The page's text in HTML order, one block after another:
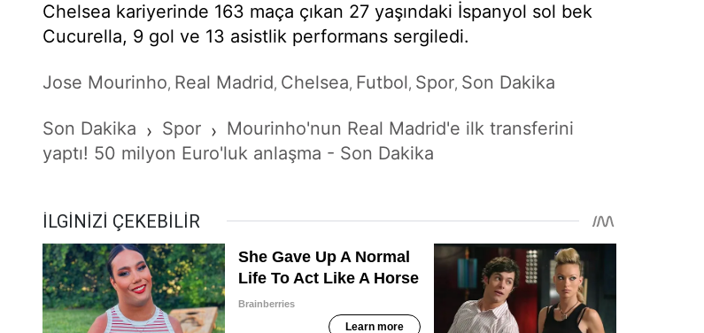
Chelsea kariyerinde 163 maça çıkan 27 yaşındaki İspanyol sol bek
Cucurella, 9 gol ve 13 asistlik performans sergiledi.
Jose Mourinho, Real Madrid, Chelsea, Futbol, Spor, Son Dakika
Son Dakika › Spor › Mourinho'nun Real Madrid'e ilk transferini
yaptı! 50 milyon Euro'luk anlaşma - Son Dakika